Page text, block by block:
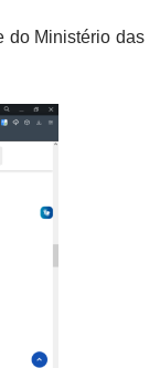
do Ministério das